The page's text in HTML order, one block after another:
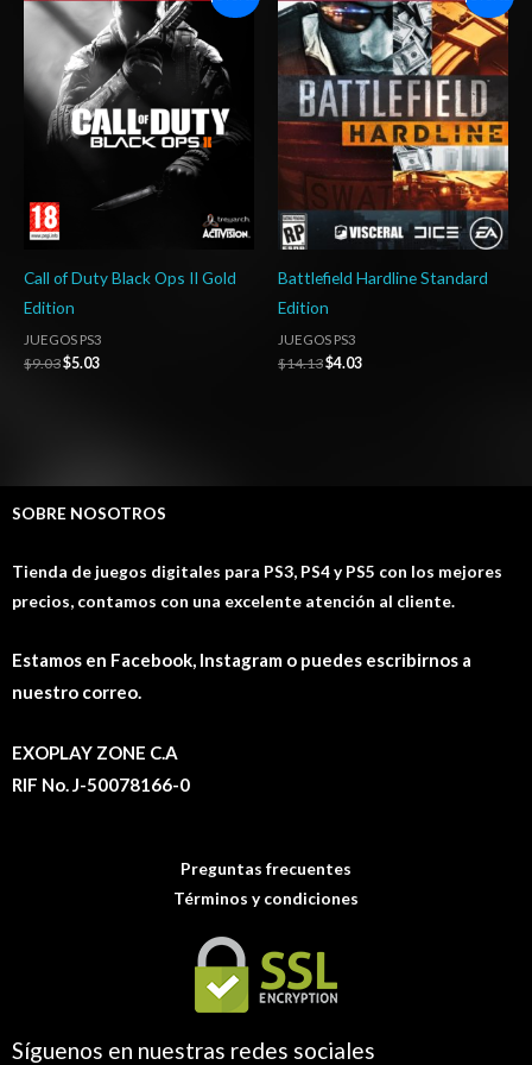
Call of Duty Black Ops II Gold
Edition
JUEGOS PS3
$9.03
precio
original
era:
$9.03.
$5.03
precio
actual
es:
$5.03.
Battlefield Hardline Standard
Edition
JUEGOS PS3
$14.13
precio
original
era:
$14.13.
$4.03
precio
actual
es:
$4.03.
SOBRE NOSOTROS
Tienda de juegos digitales para PS3, PS4 y PS5 con los mejores
precios, contamos con una excelente atención al cliente.
Estamos en Facebook, Instagram o puedes escribirnos a
nuestro correo.
EXOPLAY ZONE C.A
RIF No. J-50078166-0
Preguntas frecuentes
Términos y condiciones
Síguenos en nuestras redes sociales